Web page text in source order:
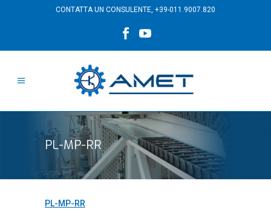
CONTATTA UN CONSULENTE, +39-011.9007.820
PL-MP-RR
PL-MP-RR